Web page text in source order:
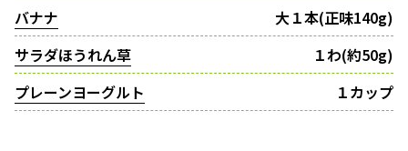
バナナ
大１本(正味140g)
サラダほうれん草
１わ(約50g)
プレーンヨーグルト
１カップ